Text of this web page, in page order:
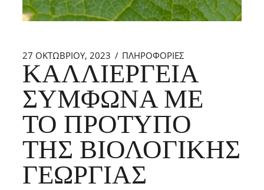
27 ΟΚΤΩΒΡΊΟΥ, 2023 ΠΛΗΡΟΦΟΡΙΕΣ
ΚΑΛΛΙΈΡΓΕΙΑ
ΣΎΜΦΩΝΑ ΜΕ
ΤΟ ΠΡΌΤΥΠΟ
ΤΗΣ ΒΙΟΛΟΓΙΚΉΣ
ΓΕΩΡΓΊΑΣ